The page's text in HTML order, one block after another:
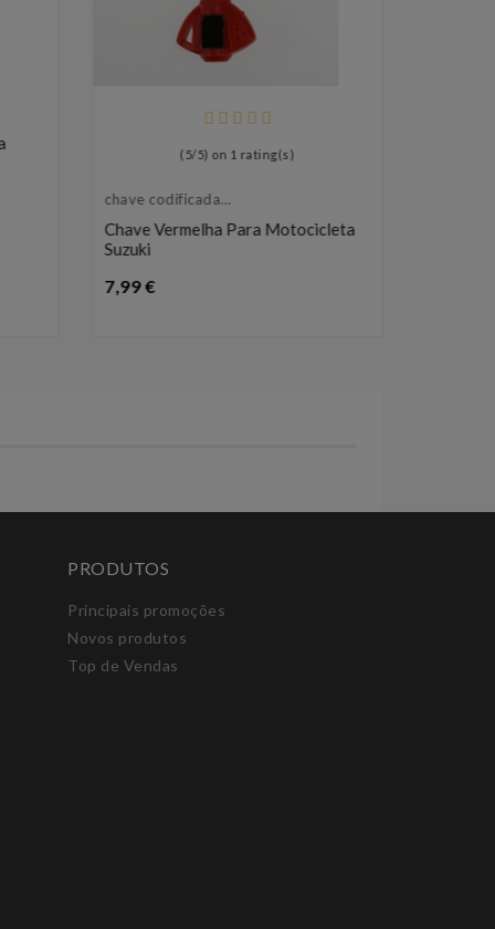
(5/5) on 1 rating(s)
chave codificada
Chave Vermelha Para Motocicleta
Suzuki
7,99 €Preço
PRODUTOS
Principais promoções
Novos produtos
Top de Vendas